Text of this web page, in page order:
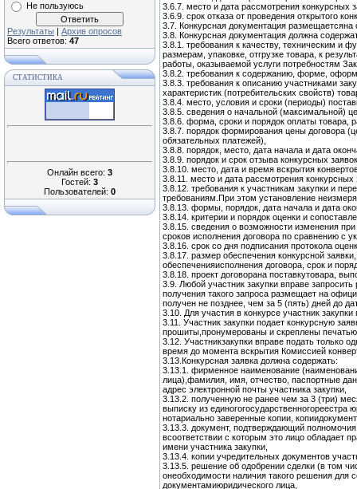
Не пользуюсь
Результаты | Архив опросов
Всего ответов: 47
СТАТИСТИКА
Онлайн всего: 3
Гостей: 3
Пользователей: 0
3.6.7. место и дата рассмотрения конкурсных
3.6.9. срок отказа от проведения открытого
3.7. Конкурсная документация
3.8. Конкурсная документация должна
3.8.1. требования к качеству, техническим и
размерам, упаковке, отгрузке товара, к
работы, оказываемой услуги потребностям
3.8.2. требования к содержанию, форме,
3.8.3. требования к описанию участниками
характеристик (потребительских свойств)
3.8.4. место, условия и сроки (периоды)
3.8.5. сведения о начальной (максимальной)
3.8.6. форма, сроки и порядок оплаты товара,
3.8.7. порядок формирования цены договора
обязательных платежей),
3.8.8. порядок, место, дата начала и дата
3.8.9. порядок и срок отзыва конкурсных
3.8.10. место, дата и время вскрытия
3.8.11. место и дата рассмотрения конкурсных
3.8.12. требования к участникам закупки и
требованиям.При этом установление
3.8.13. формы, порядок, дата начала и дата
3.8.14. критерии и порядок оценки и
3.8.15. сведения о возможности изменения
сроков исполнения договора по сравнению с
3.8.16. срок со дня подписания протокола
3.8.17. размер обеспечения конкурсной
обеспеченияисполнения договора, срок и
3.8.18. проект договорана поставкутовара,
3.9. Любой участник закупки вправе
получения такого запроса размещает на
получен не позднее, чем за 5 (пять) дней до
3.10. Для участия в конкурсе участник
3.11. Участник закупки подает конкурсную
прошиты,пронумерованы и скреплены печатью
3.12. Участникзакупки вправе подать только
время до момента вскрытия Комиссией
3.13.Конкурсная заявка должна содержать:
3.13.1. фирменное наименование
лица),фамилия, имя, отчество, паспортные
адрес электронной почты участника закупки,
3.13.2. полученную не ранее чем за 3 (три)
выписку из единогогосударственногореестра
нотариально заверенные копии,
3.13.3. документ, подтверждающий
всоответствии с которым это лицо обладает
имени участника закупки,
3.13.4. копии учредительных документов
3.13.5. решение об одобрении сделки (в том
онеобходимости наличия такого решения для
документамиюридического лица,